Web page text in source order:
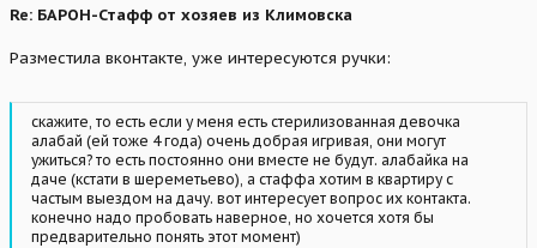
Re: БАРОН-Стафф от хозяев из Климовска
Разместила вконтакте, уже интересуются ручки:
скажите, то есть если у меня есть стерилизованная девочка
алабай (ей тоже 4 года) очень добрая игривая, они могут
ужиться? то есть постоянно они вместе не будут. алабайка на
даче (кстати в шереметьево), а стаффа хотим в квартиру с
частым выездом на дачу. вот интересует вопрос их контакта.
конечно надо пробовать наверное, но хочется хотя бы
предварительно понять этот момент)